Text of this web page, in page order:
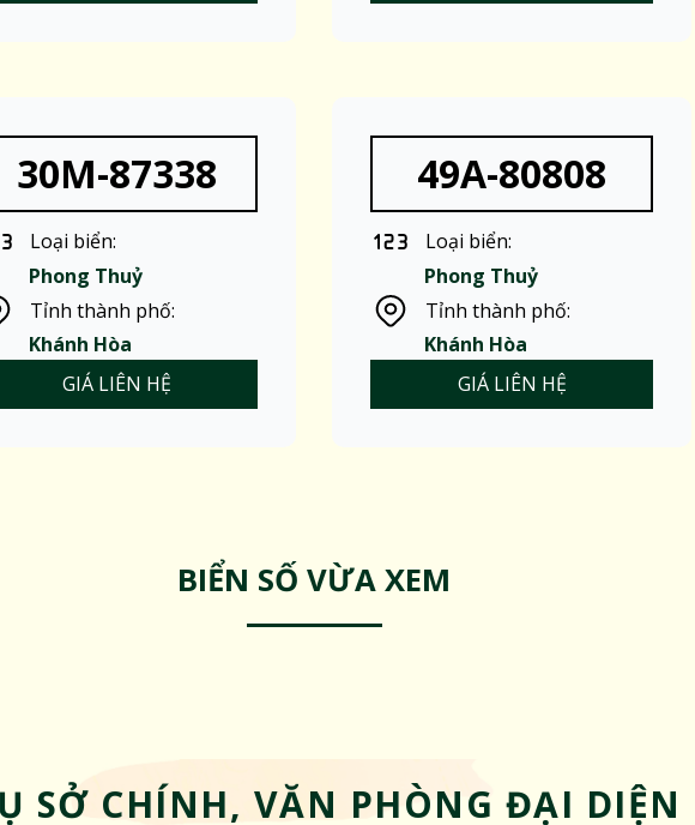
30M-87338
Loại biển:
Phong Thuỷ
Tỉnh thành phố:
Khánh Hòa
GIÁ LIÊN HỆ
49A-80808
Loại biển:
Phong Thuỷ
Tỉnh thành phố:
Khánh Hòa
GIÁ LIÊN HỆ
BIỂN SỐ VỪA XEM
SỞ CHÍNH, VĂN PHÒNG ĐẠI DIỆN